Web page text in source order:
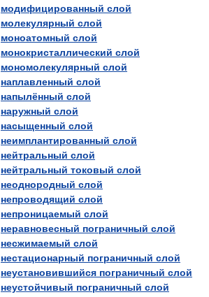
модифицированный слой
молекулярный слой
моноатомный слой
монокристаллический слой
мономолекулярный слой
наплавленный слой
напылённый слой
наружный слой
насыщенный слой
неимплантированный слой
нейтральный слой
нейтральный токовый слой
неоднородный слой
непроводящий слой
непроницаемый слой
неравновесный пограничный слой
несжимаемый слой
нестационарный пограничный слой
неустановившийся пограничный слой
неустойчивый пограничный слой